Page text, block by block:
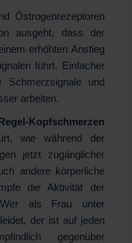
Östrogenrezeptoren
ausgeht, dass der
erhöhten Anstieg
führt. Einfacher
und
arbeiten.
Kopfschmerzen
wie während der
jetzt zugänglicher
andere körperliche
die Aktivität der
Wer als Frau unter
leidet, der ist auf jeden
gegenüber